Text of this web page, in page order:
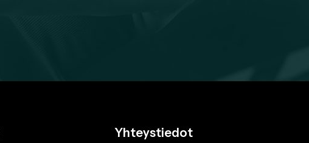
Yhteystiedot